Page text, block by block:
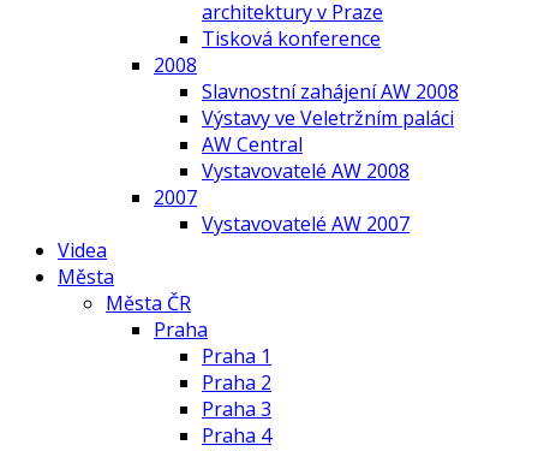
architektury v Praze
Tisková konference
2008
Slavnostní zahájení AW 2008
Výstavy ve Veletržním paláci
AW Central
Vystavovatelé AW 2008
2007
Vystavovatelé AW 2007
Videa
Města
Města ČR
Praha
Praha 1
Praha 2
Praha 3
Praha 4